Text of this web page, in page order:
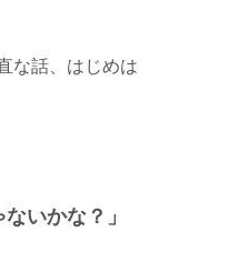
な話、はじめは
いかな？」